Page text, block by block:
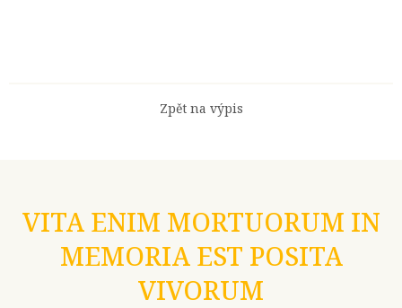
Zpět na výpis
VITA ENIM MORTUORUM IN
MEMORIA EST POSITA
VIVORUM